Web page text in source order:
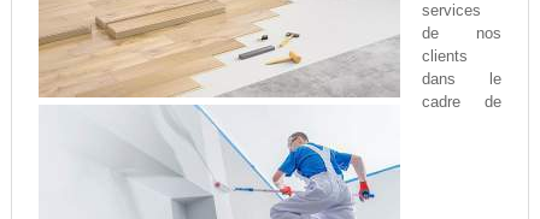
services
de nos
clients
dans le
cadre de